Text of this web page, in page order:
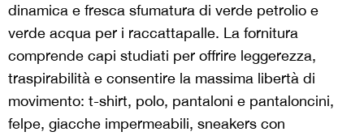
dinamica e fresca sfumatura di verde petrolio e
verde acqua per i raccattapalle. La fornitura
comprende capi studiati per offrire leggerezza,
traspirabilità e consentire la massima libertà di
movimento: t-shirt, polo, pantaloni e pantaloncini,
felpe, giacche impermeabili, sneakers con